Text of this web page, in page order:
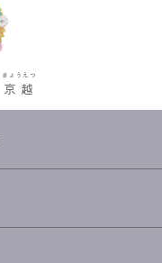
京越
きょうえつ